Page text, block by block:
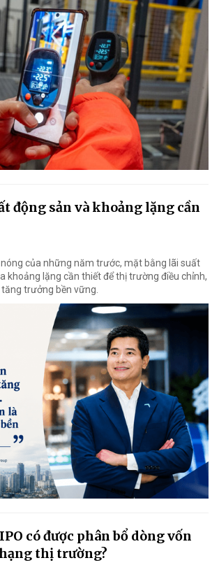
động sản và khoảng lặng cần
của những năm trước, mặt bằng lãi suất
khoảng lặng cần thiết để thị trường điều chỉnh,
trưởng bền vững.
có được phân bổ dòng vốn
thị trường?